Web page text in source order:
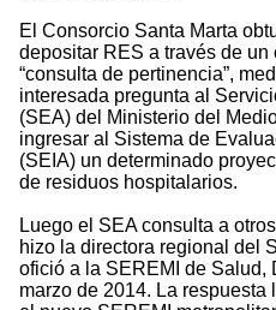
El Consorcio Santa Marta
depositar RES a través de
“consulta de pertinencia”,
interesada pregunta al
(SEA) del Ministerio del
ingresar al Sistema de
(SEIA) un determinado
de residuos hospitalarios.
Luego el SEA consulta a
hizo la directora regional del
ofició a la SEREMI de Salud,
marzo de 2014. La